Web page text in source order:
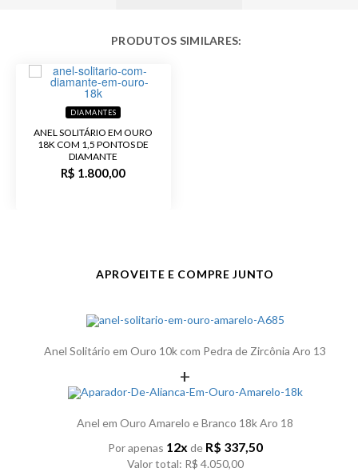
DIAMANTES
ANEL SOLITÁRIO EM OURO
18K COM 1,5 PONTOS DE
DIAMANTE
R$ 1.800,00
APROVEITE E COMPRE JUNTO
Anel Solitário em Ouro 10k com Pedra de Zircônia Aro 13
+
Anel em Ouro Amarelo e Branco 18k Aro 18
Por apenas 12x de R$ 337,50
Valor total: R$ 4.050,00